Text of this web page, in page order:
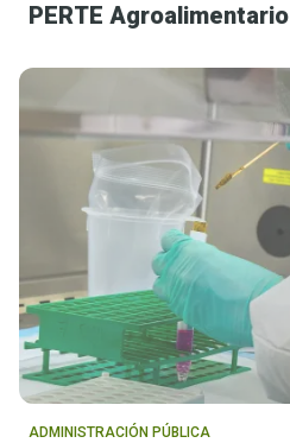
PERTE Agroalimentario
ADMINISTRACIÓN PÚBLICA